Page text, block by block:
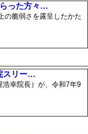
った方々…
脆弱さを露呈したかた
スリー…
幸院長）が、令和7年9